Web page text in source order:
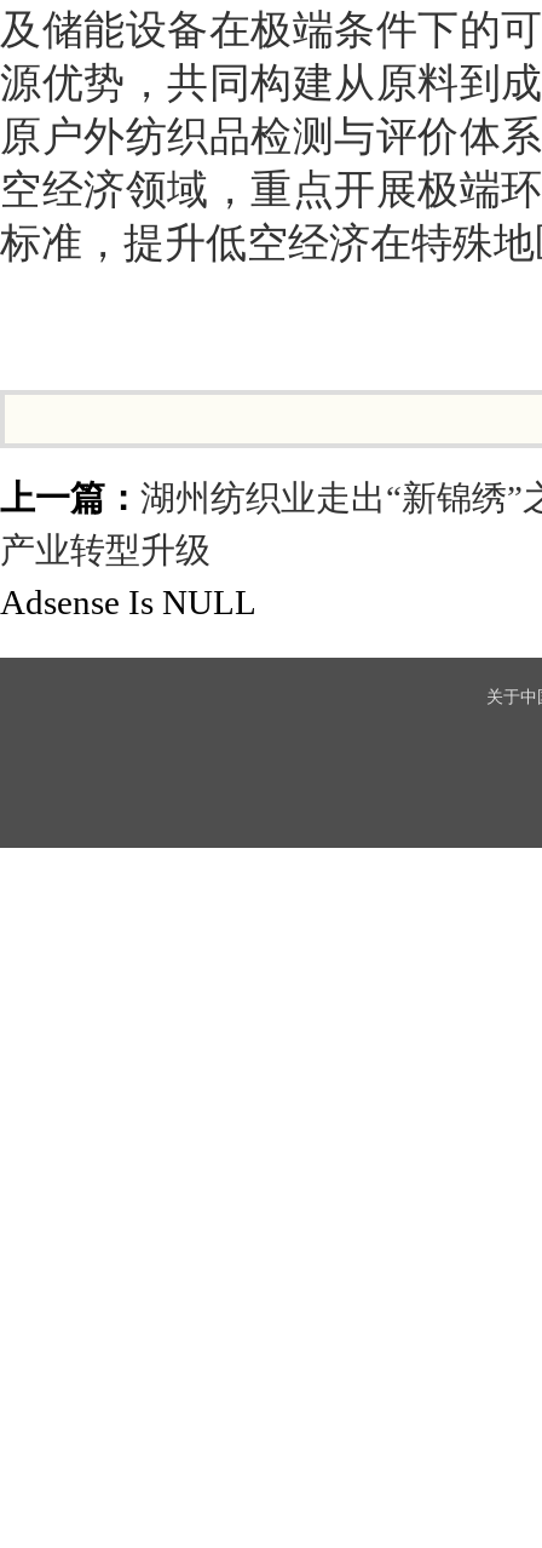
及储能设备在极端条件下的
源优势，共同构建从原料到
原户外纺织品检测与评价体
空经济领域，重点开展极端
标准，提升低空经济在特殊
上一篇： 湖州纺织业走出“新锦绣”
产业转型升级
Adsense Is NULL
关于中